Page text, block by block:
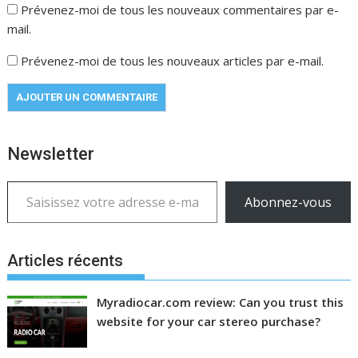
Prévenez-moi de tous les nouveaux commentaires par e-
mail.
Prévenez-moi de tous les nouveaux articles par e-mail.
Newsletter
Saisissez votre adresse e-mail…
Abonnez-vous
Articles récents
Myradiocar.com review: Can you trust this
website for your car stereo purchase?